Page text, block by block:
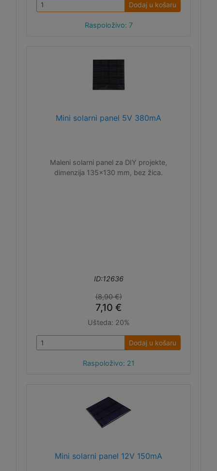
Dodaj u košaru
Raspoloživo: 7
Mini solarni panel 5V 380mA
Maleni solarni panel za DIY projekte,
dimenzija 135x130 mm, bez žica.
ID:12636
(8,90 €)
7,10 €
Ušteda: 20%
Dodaj u košaru
Raspoloživo: 21
Mini solarni panel 12V 150mA